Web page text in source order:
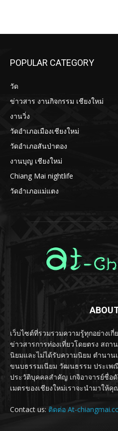
POPULAR CATEGORY
วัด
ข่าวสาร งานกิจกรรม เชียงใหม่
งานวิ่ง
วัดอำเภอเมืองเชียงใหม่
วัดอำเภอสันป่าตอง
งานบุญ เชียงใหม่
Chiang Mai nightlife
วัดอำเภอแม่แตง
เว็บไซต์ที่รวมรวมความรู้ทุกอย่างเ
ข่าวสารการท่องเที่ยวโดยตรง สถา
นิยมและไม่ได้รับความนิยม ตำนาน
ขนบธรรมเนียม วัฒนธรรม ประเพ
ประวัติบุคคลสำคัญ เกจิอาจารย์ชื่อ
เมตรของเชียงใหม่เราจะนำมาให้
Contact us: ติดต่อ At-